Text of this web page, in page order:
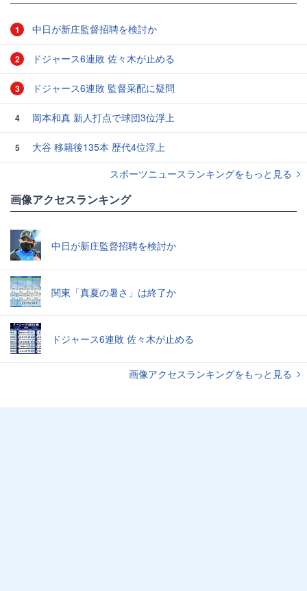
1 中日が新庄監督招聘を検討か
2 ドジャース6連敗 佐々木が止める
3 ドジャース6連敗 監督采配に疑問
4 岡本和真 新人打点で球団3位浮上
5
大谷 移籍後135本 歴代4位浮上
スポーツニュースランキングをもっと見る
画像アクセスランキング
中日が新庄監督招聘を検討か
関東「真夏の暑さ」は終了か
ドジャース6連敗 佐々木が止める
画像アクセスランキングをもっと見る